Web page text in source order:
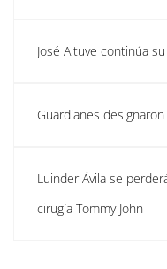
José Altuve continúa
Guardianes
Luinder Ávila se
cirugía Tommy John